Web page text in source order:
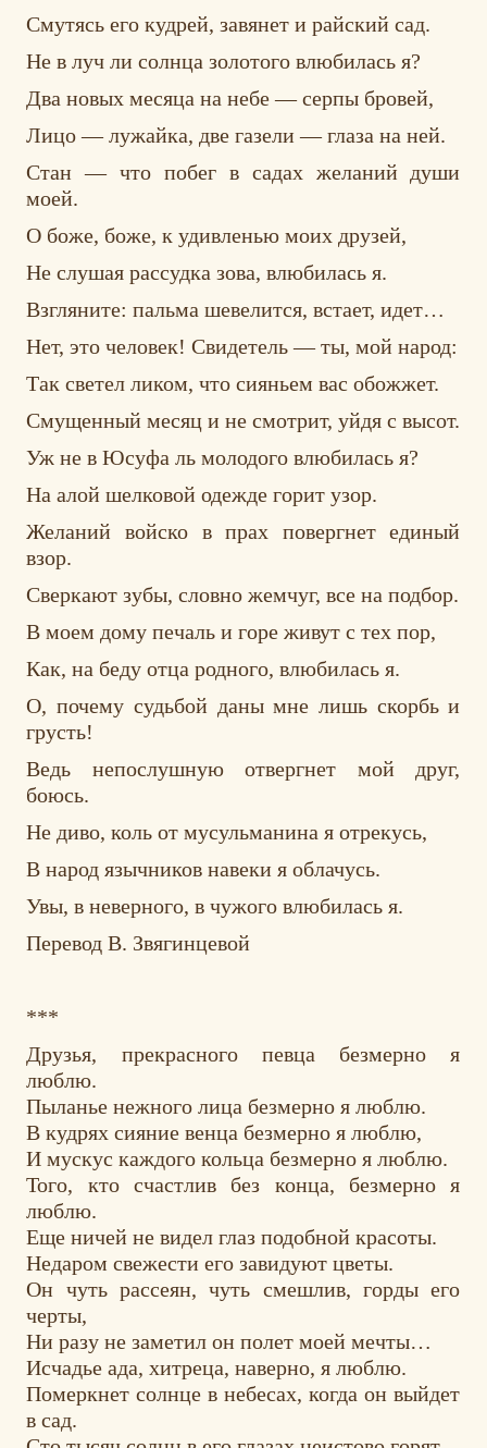
Смутясь его кудрей, завянет и райский сад.
Не в луч ли солнца золотого влюбилась я?
Два новых месяца на небе — серпы бровей,
Лицо — лужайка, две газели — глаза на ней.
Стан — что побег в садах желаний души
моей.
О боже, боже, к удивленью моих друзей,
Не слушая рассудка зова, влюбилась я.
Взгляните: пальма шевелится, встает, идет…
Нет, это человек! Свидетель — ты, мой народ:
Так светел ликом, что сияньем вас обожжет.
Смущенный месяц и не смотрит, уйдя с высот.
Уж не в Юсуфа ль молодого влюбилась я?
На алой шелковой одежде горит узор.
Желаний войско в прах повергнет единый
взор.
Сверкают зубы, словно жемчуг, все на подбор.
В моем дому печаль и горе живут с тех пор,
Как, на беду отца родного, влюбилась я.
О, почему судьбой даны мне лишь скорбь и
грусть!
Ведь непослушную отвергнет мой друг,
боюсь.
Не диво, коль от мусульманина я отрекусь,
В народ язычников навеки я облачусь.
Увы, в неверного, в чужого влюбилась я.
Перевод В. Звягинцевой
***
Друзья, прекрасного певца безмерно я
люблю.
Пыланье нежного лица безмерно я люблю.
В кудрях сияние венца безмерно я люблю,
И мускус каждого кольца безмерно я люблю.
Того, кто счастлив без конца, безмерно я
люблю.
Еще ничей не видел глаз подобной красоты.
Недаром свежести его завидуют цветы.
Он чуть рассеян, чуть смешлив, горды его
черты,
Ни разу не заметил он полет моей мечты…
Исчадье ада, хитреца, наверно, я люблю.
Померкнет солнце в небесах, когда он выйдет
в сад.